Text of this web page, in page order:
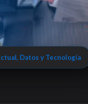
Datos y Tecnología